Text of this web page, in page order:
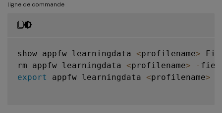
ligne de commande
show appfw learningdata <profilename>
rm appfw learningdata <profilename> -
export
appfw learningdata <profilename>